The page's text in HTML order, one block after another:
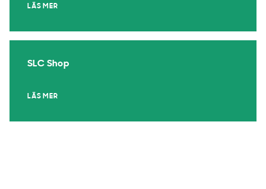
LÄS MER
SLC Shop
LÄS MER